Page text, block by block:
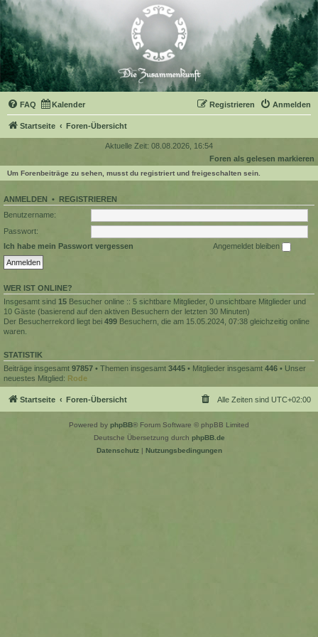
FAQ Kalender Anmelden
Registrieren
Startseite Foren-Übersicht
Aktuelle Zeit: 08.08.2026, 16:54
Foren als gelesen markieren
Um Forenbeiträge zu sehen, musst du registriert und freigeschalten sein.
ANMELDEN • REGISTRIEREN
Benutzername:
Passwort:
Ich habe mein Passwort vergessen
Angemeldet bleiben
WER IST ONLINE?
Insgesamt sind 15 Besucher online :: 5 sichtbare Mitglieder, 0 unsichtbare Mitglieder und
10 Gäste (basierend auf den aktiven Besuchern der letzten 30 Minuten)
Der Besucherrekord liegt bei 499 Besuchern, die am 15.05.2024, 07:38 gleichzeitig online
waren.
STATISTIK
Beiträge insgesamt 97857 • Themen insgesamt 3445 • Mitglieder insgesamt 446 • Unser
neuestes Mitglied: Rode
Startseite Foren-Übersicht Alle Zeiten sind UTC+02:00
Powered by phpBB® Forum Software © phpBB Limited
Deutsche Übersetzung durch phpBB.de
Datenschutz| Nutzungsbedingungen